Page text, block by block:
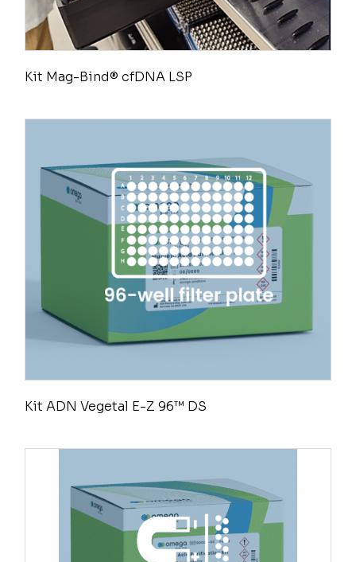
Kit Mag-Bind® cfDNA LSP
Kit ADN Vegetal E-Z 96™ DS